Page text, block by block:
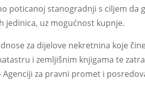
poticanoj stanogradnji s ciljem
jedinica, uz mogućnost kupnje.
za dijelove nekretnina koje
i zemljišnim knjigama te
za pravni promet i